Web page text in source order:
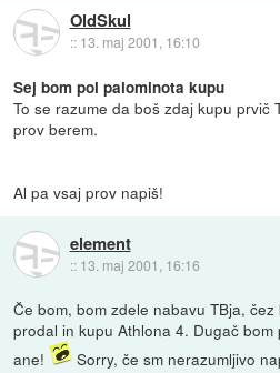
OldSkul
:: 13. maj 2001, 16:10
Sej bom pol palominota kupu
To se razume da boš zdaj kupu prvič
prov berem.
Al pa vsaj prov napiš!
element
:: 13. maj 2001, 16:16
Če bom, bom zdele nabavu TBja,
prodal in kupu Athlona 4. Dugač
ane!
Sorry, če sm nerazumljivo